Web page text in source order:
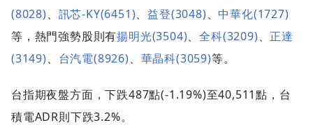
(8028)、 訊芯-KY(6451)、益登(3048)、 中華化(1727)
等，熱門強勢股則有揚明光(3504)、全科(3209)、 正達
(3149)、 台汽電(8926)、 華晶科(3059)等。
台指期夜盤方面，下跌487點(-1.19%)至40,511點，台
積電ADR則下跌3.2%。